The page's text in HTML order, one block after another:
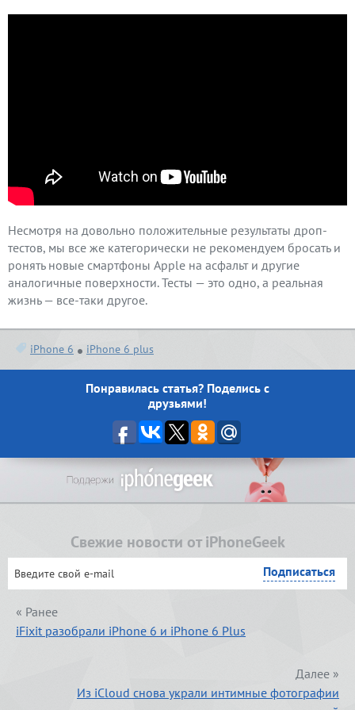
Несмотря на довольно положительные результаты дроп-
тестов, мы все же категорически не рекомендуем бросать и
ронять новые смартфоны Apple на асфальт и другие
аналогичные поверхности. Тесты — это одно, а реальная
жизнь — все-таки другое.
iPhone 6 iPhone 6 plus
Понравилась статья? Поделись с
друзьями!
Свежие новости от iPhoneGeek
« Ранее
iFixit разобрали iPhone 6 и iPhone 6 Plus
Далее »
Из iCloud снова украли интимные фотографии